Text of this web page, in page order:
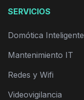
SERVICIOS
Domótica Inteligente
Mantenimiento IT
Redes y Wifi
Videovigilancia